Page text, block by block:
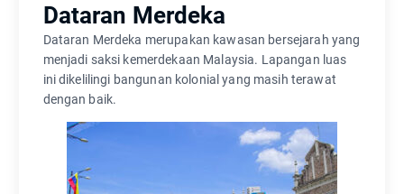
Dataran Merdeka
Dataran Merdeka merupakan kawasan bersejarah yang
menjadi saksi kemerdekaan Malaysia. Lapangan luas
ini dikelilingi bangunan kolonial yang masih terawat
dengan baik.